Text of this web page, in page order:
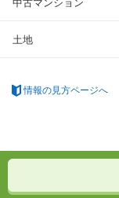
中古マンション
土地
情報の見方ページへ